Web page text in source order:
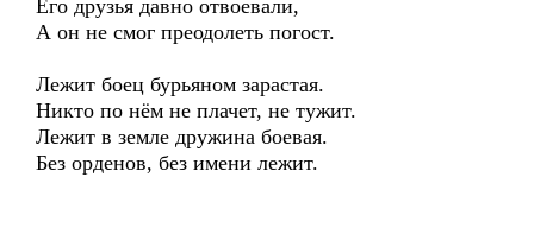
Его друзья давно отвоевали,
А он не смог преодолеть погост.
Лежит боец бурьяном зарастая.
Никто по нём не плачет, не тужит.
Лежит в земле дружина боевая.
Без орденов, без имени лежит.